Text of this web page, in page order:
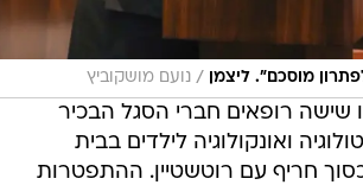
מוסכם". ליצמן / נועם מושקוביץ
רופאים חברי הסגל הבכיר
ואונקולוגיה לילדים בבית
חריף עם רוטשטיין. ההתפטרות